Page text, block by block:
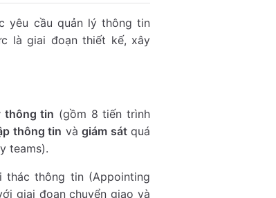
yêu cầu quản lý thông tin
là giai đoạn thiết kế, xây
thông tin (gồm 8 tiến trình
thông tin vàgiám sátquá
teams).
thông tin (Appointing
giai đoạn chuyển giao và